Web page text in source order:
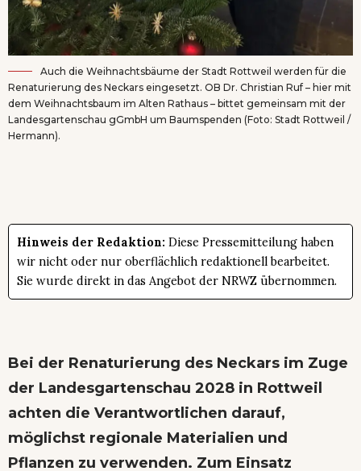
Auch die Weihnachtsbäume der Stadt Rottweil werden für die
Renaturierung des Neckars eingesetzt. OB Dr. Christian Ruf – hier mit
dem Weihnachtsbaum im Alten Rathaus – bittet gemeinsam mit der
Landesgartenschau gGmbH um Baumspenden (Foto: Stadt Rottweil /
Hermann).
Hinweis der Redaktion: Diese Pressemitteilung haben
wir nicht oder nur oberflächlich redaktionell bearbeitet.
Sie wurde direkt in das Angebot der NRWZ übernommen.
Bei der Renaturierung des Neckars im Zuge
der Landesgartenschau 2028 in Rottweil
achten die Verantwortlichen darauf,
möglichst regionale Materialien und
Pflanzen zu verwenden. Zum Einsatz